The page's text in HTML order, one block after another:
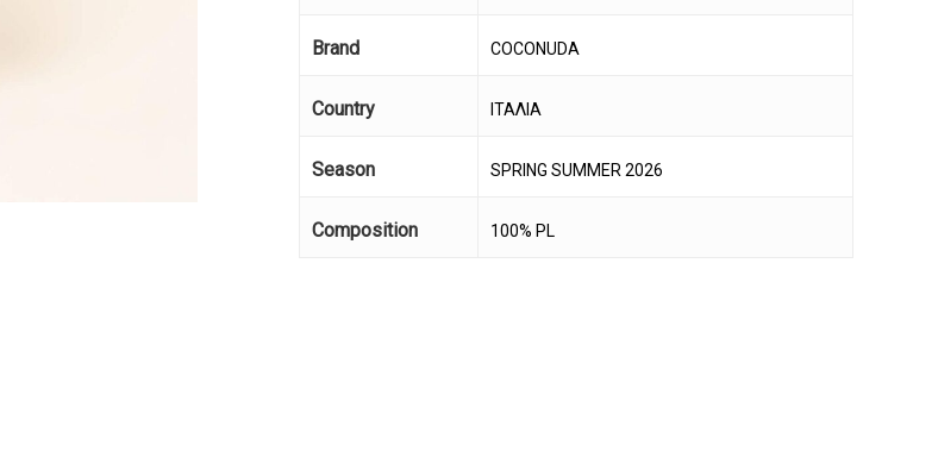
Brand COCONUDA
Country ΙΤΑΛΙΑ
Season SPRING SUMMER 2026
Composition 100% PL